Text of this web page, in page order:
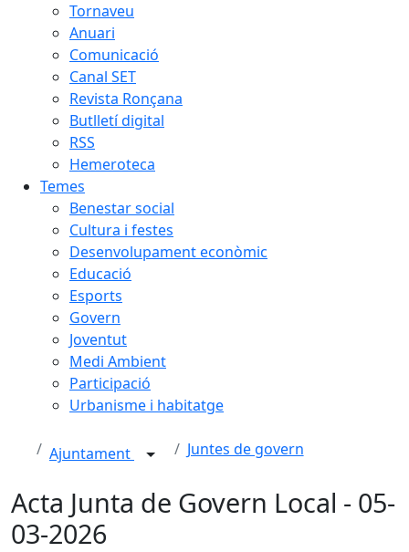
Tornaveu
Anuari
Comunicació
Canal SET
Revista Ronçana
Butlletí digital
RSS
Hemeroteca
Temes
Benestar social
Cultura i festes
Desenvolupament econòmic
Educació
Esports
Govern
Joventut
Medi Ambient
Participació
Urbanisme i habitatge
Ajuntament Juntes de govern
Acta Junta de Govern Local - 05-
03-2026